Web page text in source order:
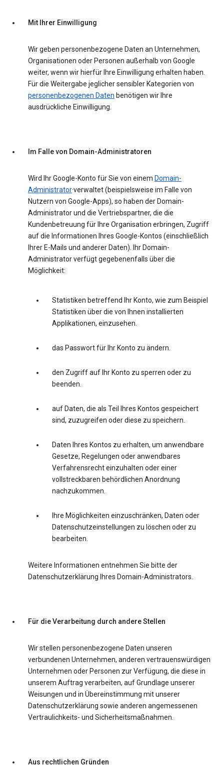
Mit Ihrer Einwilligung
Wir geben personenbezogene Daten an Unternehmen,
Organisationen oder Personen außerhalb von Google
weiter, wenn wir hierfür Ihre Einwilligung erhalten haben.
Für die Weitergabe jeglicher sensibler Kategorien von
personenbezogenen Daten benötigen wir Ihre
ausdrückliche Einwilligung.
Im Falle von Domain-Administratoren
Wird Ihr Google-Konto für Sie von einem Domain-
Administrator·verwaltet (beispielsweise im Falle von
Nutzern von Google-Apps), so haben der Domain-
Administrator und die Vertriebspartner, die die
Kundenbetreuung für Ihre Organisation erbringen, Zugriff
auf die Informationen Ihres Google-Kontos (einschließlich
Ihrer E-Mails und anderer Daten). Ihr Domain-
Administrator verfügt gegebenenfalls über die
Möglichkeit:
Statistiken betreffend Ihr Konto, wie zum Beispiel
Statistiken über die von Ihnen installierten
Applikationen, einzusehen.
das Passwort für Ihr Konto zu ändern.
den Zugriff auf Ihr Konto zu sperren oder zu
beenden.
auf Daten, die als Teil Ihres Kontos gespeichert
sind, zuzugreifen oder diese zu speichern.
Daten Ihres Kontos zu erhalten, um anwendbare
Gesetze, Regelungen oder anwendbares
Verfahrensrecht einzuhalten oder einer
vollstreckbaren behördlichen Anordnung
nachzukommen.
Ihre Möglichkeiten einzuschränken, Daten oder
Datenschutzeinstellungen zu löschen oder zu
bearbeiten.
Weitere Informationen entnehmen Sie bitte der
Datenschutzerklärung Ihres Domain-Administrators.
Für die Verarbeitung durch andere Stellen
Wir stellen personenbezogene Daten unseren
verbundenen Unternehmen, anderen vertrauenswürdigen
Unternehmen oder Personen zur Verfügung, die diese in
unserem Auftrag verarbeiten, auf Grundlage unserer
Weisungen und in Übereinstimmung mit unserer
Datenschutzerklärung sowie anderen angemessenen
Vertraulichkeits- und Sicherheitsmaßnahmen.
Aus rechtlichen Gründen